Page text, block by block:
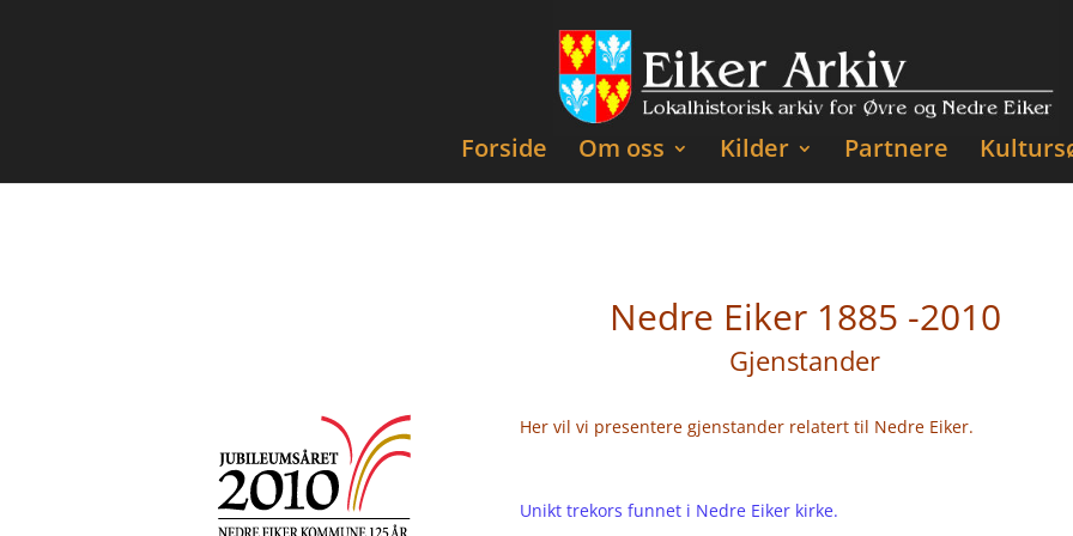
Forside Om oss Kilder Partnere
Nedre Eiker 1885 -2010
Gjenstander
Her vil vi presentere gjenstander relatert til Nedre Eiker.
Unikt trekors funnet i Nedre Eiker kirke.